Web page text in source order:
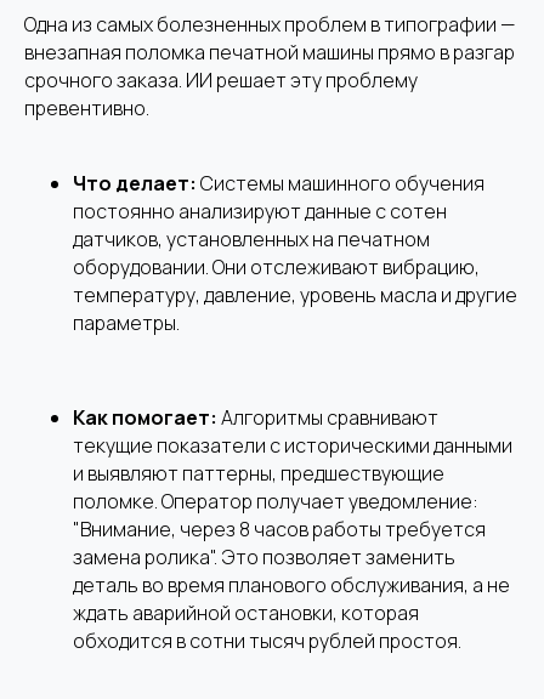
Одна из самых болезненных проблем в типографии —
внезапная поломка печатной машины прямо в разгар
срочного заказа. ИИ решает эту проблему
превентивно.
Что делает: Системы машинного обучения
постоянно анализируют данные с сотен
датчиков, установленных на печатном
оборудовании. Они отслеживают вибрацию,
температуру, давление, уровень масла и другие
параметры.
Как помогает: Алгоритмы сравнивают
текущие показатели с историческими данными
и выявляют паттерны, предшествующие
поломке. Оператор получает уведомление:
"Внимание, через 8 часов работы требуется
замена ролика". Это позволяет заменить
деталь во время планового обслуживания, а не
ждать аварийной остановки, которая
обходится в сотни тысяч рублей простоя.